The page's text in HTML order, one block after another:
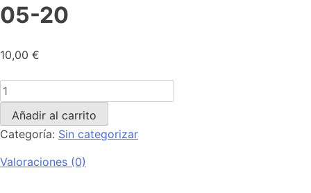
05-20
10,00 €
Añadir al carrito
Categoría: Sin categorizar
Valoraciones (0)